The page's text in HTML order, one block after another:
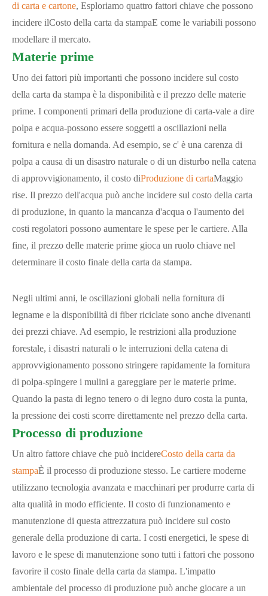
di carta e cartone, Esploriamo quattro fattori chiave che possono
incidere ilCosto della carta da stampaE come le variabili possono
modellare il mercato.
Materie prime
Uno dei fattori più importanti che possono incidere sul costo
della carta da stampa è la disponibilità e il prezzo delle materie
prime. I componenti primari della produzione di carta-vale a dire
polpa e acqua-possono essere soggetti a oscillazioni nella
fornitura e nella domanda. Ad esempio, se c' è una carenza di
polpa a causa di un disastro naturale o di un disturbo nella catena
di approvvigionamento, il costo diProduzione di cartaMaggio
rise. Il prezzo dell'acqua può anche incidere sul costo della carta
di produzione, in quanto la mancanza d'acqua o l'aumento dei
costi regolatori possono aumentare le spese per le cartiere. Alla
fine, il prezzo delle materie prime gioca un ruolo chiave nel
determinare il costo finale della carta da stampa.
Negli ultimi anni, le oscillazioni globali nella fornitura di
legname e la disponibilità di fiber riciclate sono anche divenanti
dei prezzi chiave. Ad esempio, le restrizioni alla produzione
forestale, i disastri naturali o le interruzioni della catena di
approvvigionamento possono stringere rapidamente la fornitura
di polpa-spingere i mulini a gareggiare per le materie prime.
Quando la pasta di legno tenero o di legno duro costa la punta,
la pressione dei costi scorre direttamente nel prezzo della carta.
Processo di produzione
Un altro fattore chiave che può incidereCosto della carta da
stampaÈ il processo di produzione stesso. Le cartiere moderne
utilizzano tecnologia avanzata e macchinari per produrre carta di
alta qualità in modo efficiente. Il costo di funzionamento e
manutenzione di questa attrezzatura può incidere sul costo
generale della produzione di carta. I costi energetici, le spese di
lavoro e le spese di manutenzione sono tutti i fattori che possono
favorire il costo finale della carta da stampa. L'impatto
ambientale del processo di produzione può anche giocare a un